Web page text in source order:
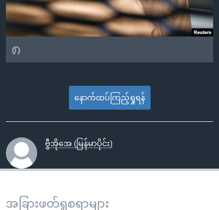
၈
နောက်ထပ်ကြည့်ရှုရန်
ဗွီအိုအေ (မြန်မာပိုင်း)
အခြားဖတ်ရှုစရာများ